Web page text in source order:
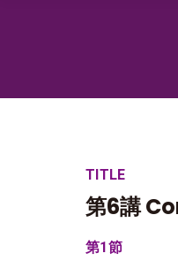
TITLE
第6講
第1節